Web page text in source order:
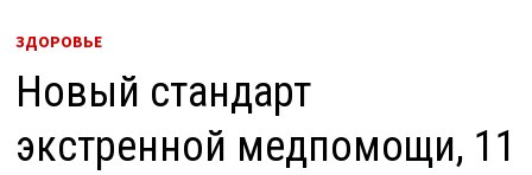
ЗДОРОВЬЕ
Новый стандарт
экстренной медпомощи, 11